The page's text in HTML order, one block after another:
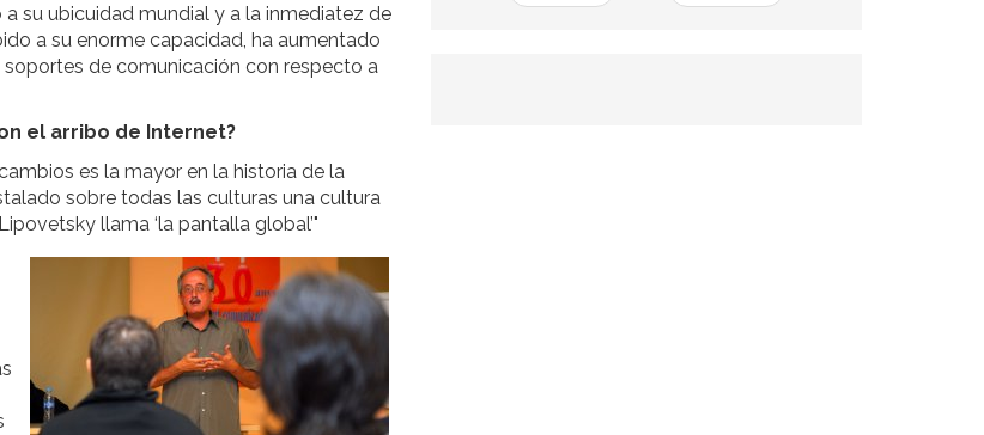
su ubicuidad mundial y a la inmediatez de
a su enorme capacidad, ha aumentado
de comunicación con respecto a
el arribo de Internet?
es la mayor en la historia de la
sobre todas las culturas una cultura
llama ‘la pantalla global’"